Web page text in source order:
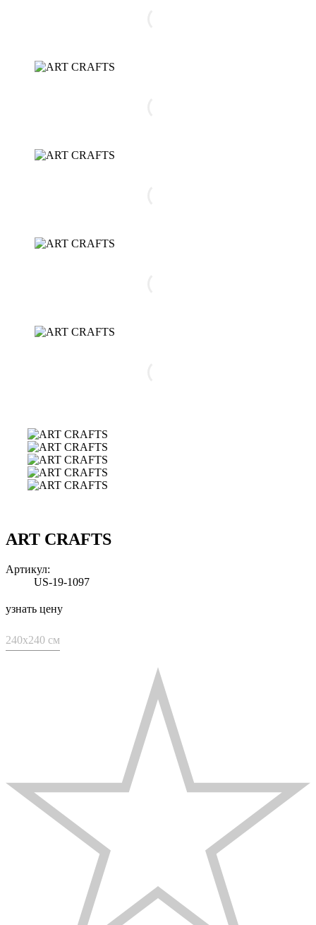
ART CRAFTS
Артикул:
US-19-1097
узнать цену
240x240 см